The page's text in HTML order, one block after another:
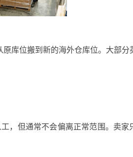
库位搬到新的海外仓库位。大部分
，但通常不会偏离正常范围。卖家